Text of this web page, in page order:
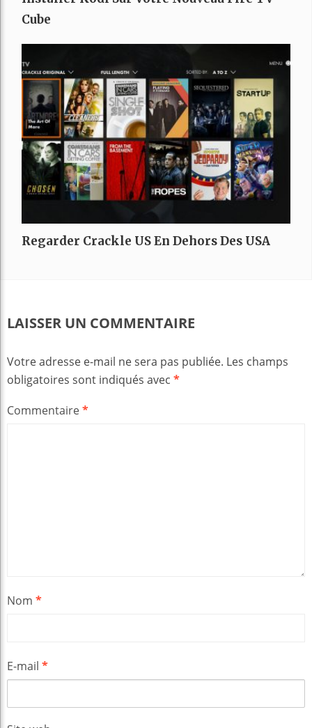
Cube
Regarder Crackle US En Dehors Des USA
LAISSER UN COMMENTAIRE
Votre adresse e-mail ne sera pas publiée. Les champs
obligatoires sont indiqués avec *
Commentaire*
Nom *
E-mail *